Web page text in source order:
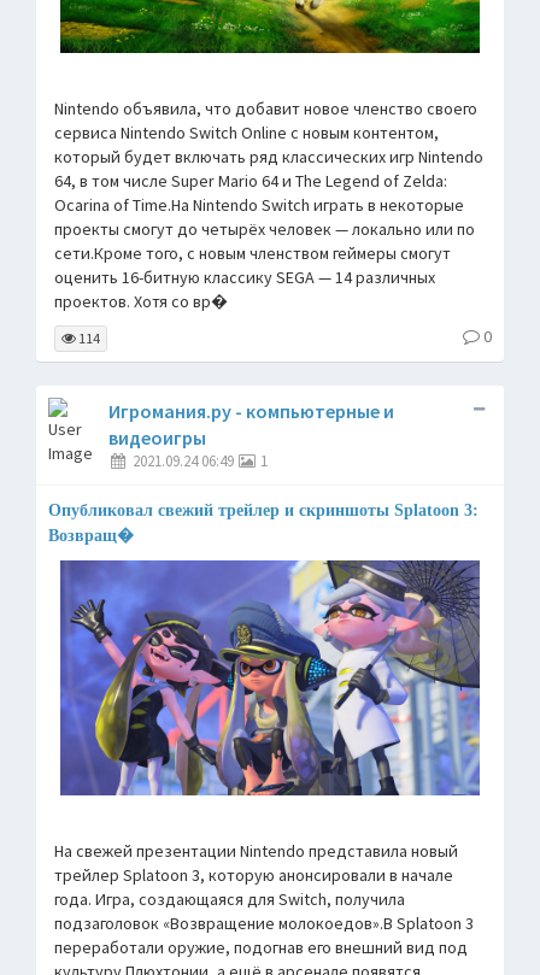
Nintendo объявила, что добавит новое членство своего
сервиса Nintendo Switch Online с новым контентом,
который будет включать ряд классических игр Nintendo
64, в том числе Super Mario 64 и The Legend of Zelda:
Ocarina of Time.На Nintendo Switch играть в некоторые
проекты смогут до четырёх человек — локально или по
сети.Кроме того, с новым членством геймеры смогут
оценить 16-битную классику SEGA — 14 различных
проектов. Хотя со вр�
114 0
Игромания.ру - компьютерные и
видеоигры
2021.09.24 06:49 1
Опубликовал свежий трейлер и скриншоты Splatoon 3:
Возвращ�
На свежей презентации Nintendo представила новый
трейлер Splatoon 3, которую анонсировали в начале
года. Игра, создающаяся для Switch, получила
подзаголовок «Возвращение молокоедов».В Splatoon 3
переработали оружие, подогнав его внешний вид под